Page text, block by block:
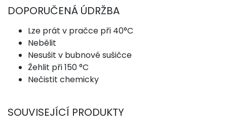
DOPORUČENÁ ÚDRŽBA
Lze prát v pračce při 40°C
Nebělit
Nesušit v bubnové sušičce
Žehlit při 150 °C
Nečistit chemicky
SOUVISEJÍCÍ PRODUKTY